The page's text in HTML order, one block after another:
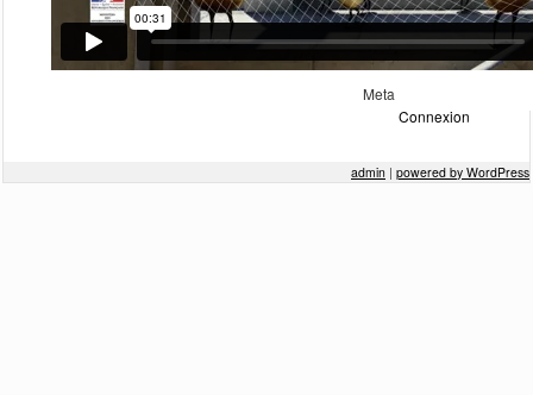
janvier 2013
Meta
Connexion
admin | powered by WordPress